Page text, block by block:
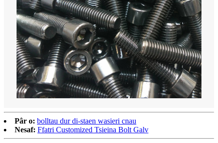
Pâr o: bolltau dur di-staen wasieri cnau
Nesaf: Ffatri Customized Tsieina Bolt Galv